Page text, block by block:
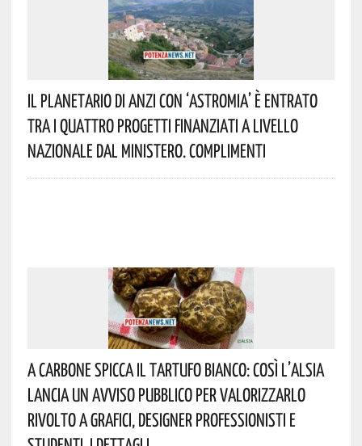
Il Planetario Di Anzi Con ‘Astromia’ È Entrato
Tra I Quattro Progetti Finanziati A Livello
Nazionale Dal Ministero. Complimenti
A Carbone Spicca Il Tartufo Bianco: Così L’Alsia
Lancia Un Avviso Pubblico Per Valorizzarlo
Rivolto A Grafici, Designer Professionisti E